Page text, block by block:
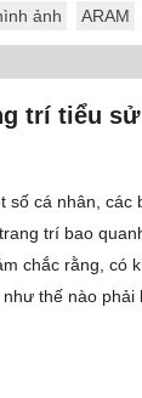
ảnh ARAM
trí tiểu
số cá nhân, các
trí bao
chắc rằng, có
thế nào phải